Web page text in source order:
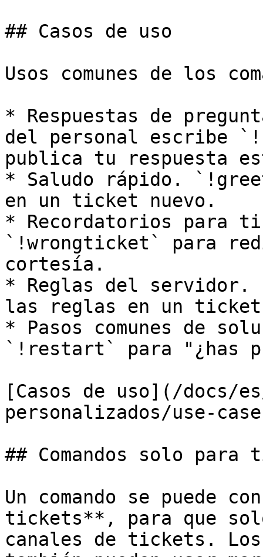
## Casos de uso
Usos comunes de los
* Respuestas de
del personal escribe
publica tu respuesta
* Saludo rápido.
en un ticket nuevo.
* Recordatorios para
`!wrongticket` para
cortesía.
* Reglas del
las reglas en un
* Pasos comunes de
`!restart` para "¿has
[Casos de uso](/docs/
personalizados/use-
## Comandos solo para
Un comando se puede
tickets**, para que
canales de tickets.